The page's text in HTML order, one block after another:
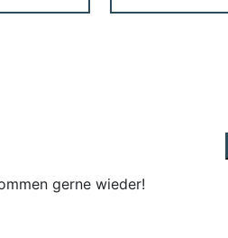
gerne wieder!